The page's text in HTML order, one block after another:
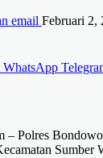
email Februari 2,
WhatsApp
– Polres
Sumber